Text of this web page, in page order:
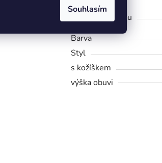
Souhlasím
Návod na údržbu
Barva
Styl
s kožíškem
výška obuvi